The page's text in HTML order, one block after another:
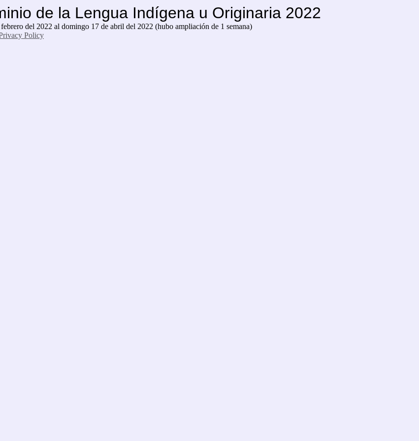
de la Lengua Indígena u Originaria 2022
del 2022 al domingo 17 de abril del 2022 (hubo ampliación de 1 semana)
Policy